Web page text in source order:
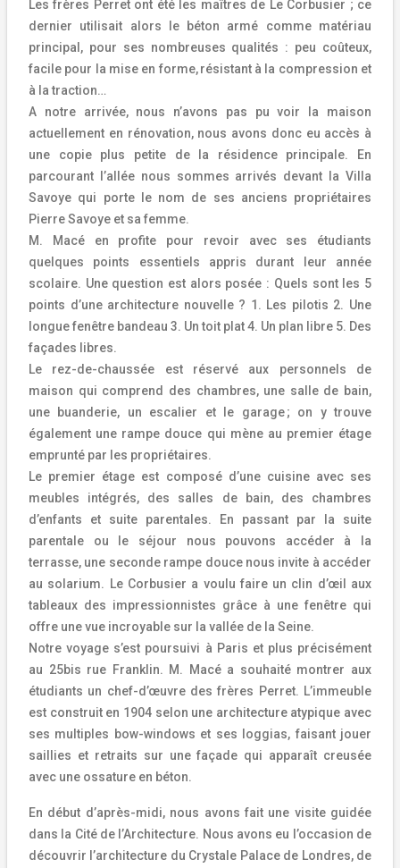
Les frères Perret ont été les maîtres de Le Corbusier ; ce
dernier utilisait alors le béton armé comme matériau
principal, pour ses nombreuses qualités : peu coûteux,
facile pour la mise en forme, résistant à la compression et
à la traction…
A notre arrivée, nous n’avons pas pu voir la maison
actuellement en rénovation, nous avons donc eu accès à
une copie plus petite de la résidence principale. En
parcourant l’allée nous sommes arrivés devant la Villa
Savoye qui porte le nom de ses anciens propriétaires
Pierre Savoye et sa femme.
M. Macé en profite pour revoir avec ses étudiants
quelques points essentiels appris durant leur année
scolaire. Une question est alors posée : Quels sont les 5
points d’une architecture nouvelle ? 1. Les pilotis 2. Une
longue fenêtre bandeau 3. Un toit plat 4. Un plan libre 5. Des
façades libres.
Le rez-de-chaussée est réservé aux personnels de
maison qui comprend des chambres, une salle de bain,
une buanderie, un escalier et le garage ; on y trouve
également une rampe douce qui mène au premier étage
emprunté par les propriétaires.
Le premier étage est composé d’une cuisine avec ses
meubles intégrés, des salles de bain, des chambres
d’enfants et suite parentales. En passant par la suite
parentale ou le séjour nous pouvons accéder à la
terrasse, une seconde rampe douce nous invite à accéder
au solarium. Le Corbusier a voulu faire un clin d’œil aux
tableaux des impressionnistes grâce à une fenêtre qui
offre une vue incroyable sur la vallée de la Seine.
Notre voyage s’est poursuivi à Paris et plus précisément
au 25bis rue Franklin. M. Macé a souhaité montrer aux
étudiants un chef-d’œuvre des frères Perret. L’immeuble
est construit en 1904 selon une architecture atypique avec
ses multiples bow-windows et ses loggias, faisant jouer
saillies et retraits sur une façade qui apparaît creusée
avec une ossature en béton.
En début d’après-midi, nous avons fait une visite guidée
dans la Cité de l’Architecture. Nous avons eu l’occasion de
découvrir l’architecture du Crystale Palace de Londres, de